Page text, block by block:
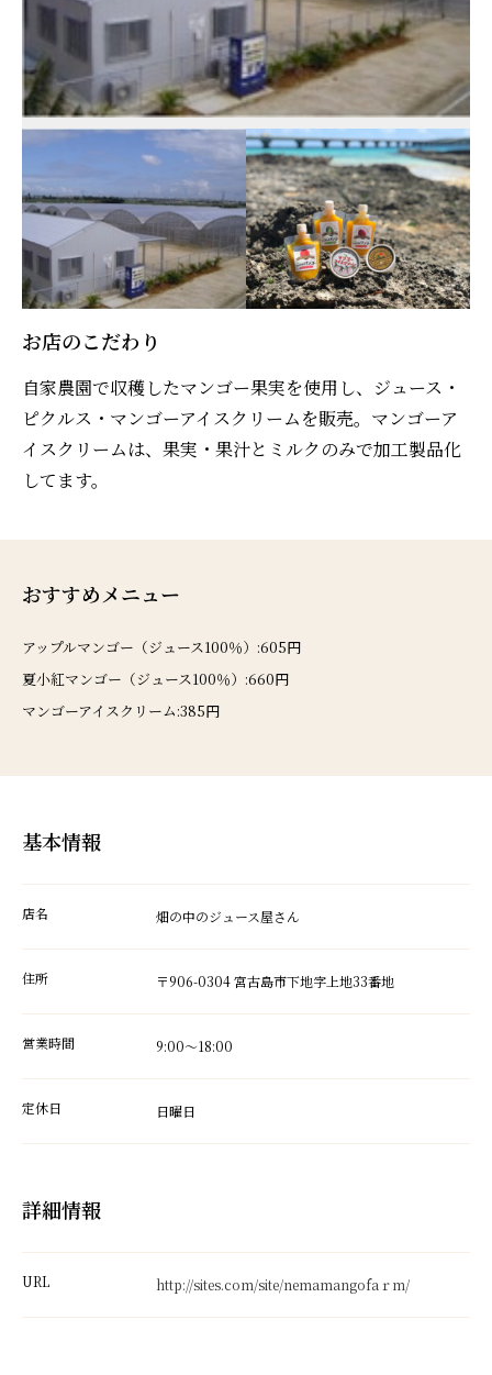
お店のこだわり
自家農園で収穫したマンゴー果実を使用し、ジュース・
ピクルス・マンゴーアイスクリームを販売。マンゴーア
イスクリームは、果実・果汁とミルクのみで加工製品化
してます。
おすすめメニュー
アップルマンゴー（ジュース100％）:605円
夏小紅マンゴー（ジュース100％）:660円
マンゴーアイスクリーム:385円
基本情報
店名 畑の中のジュース屋さん
住所 〒906-0304 宮古島市下地字上地33番地
営業時間 9:00～18:00
定休日 日曜日
詳細情報
URL http://sites.com/site/nemamangofaｒm/